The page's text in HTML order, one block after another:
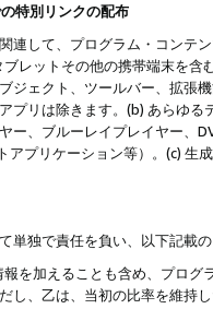
特別リンクの配布
連して、プログラム・コンテ
レットその他の携帯端末を
ジェクト、ツールバー、拡張
プリは除きます。(b) あらゆ
ー、ブルーレイプレイヤー、
アプリケーション等）。(c)
単独で責任を負い、以下記載
を加えることも含め、プロ
し、乙は、当初の比率を維持